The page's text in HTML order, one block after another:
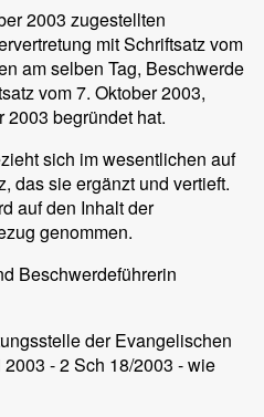
2003 zugestellten
mit Schriftsatz vom
am selben Tag, Beschwerde
vom 7. Oktober 2003,
2003 begründet hat.
sich im wesentlichen auf
das sie ergänzt und vertieft.
auf den Inhalt der
genommen.
Beschwerdeführerin
der Evangelischen
- 2 Sch 18/2003 - wie